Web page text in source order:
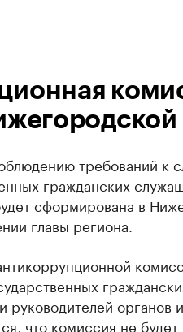
требований к
гражданских
сформирована в
главы региона.
органов
что комиссия не